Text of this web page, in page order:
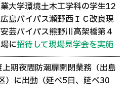
大学環境土木工学科の学生12
島バイパス瀬野西ＩＣ改良現
芸バイパス熊野川高架橋第４
に招待して現場見学会を実施
期夜間防潮扉開閉業務（出島
）に出動（延べ5日、延べ30